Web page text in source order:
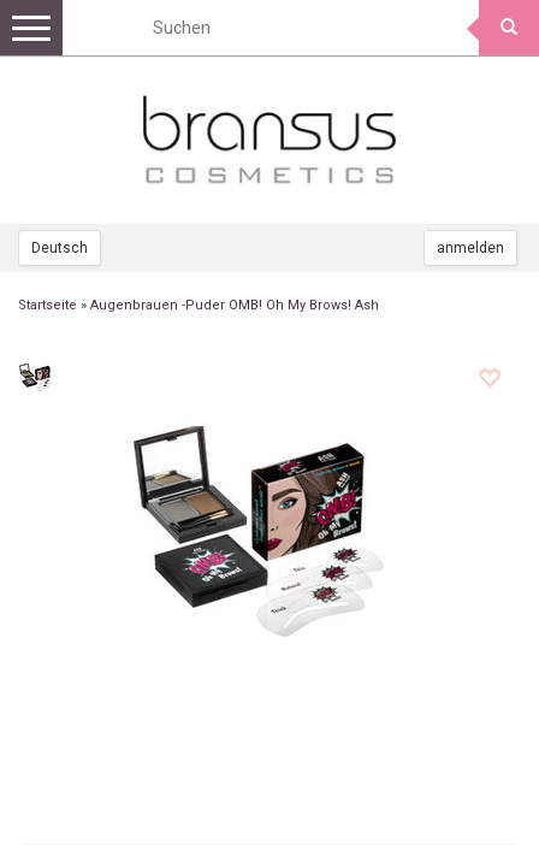
Deutsch anmelden
Toggle
navigation
Startseite » Augenbrauen -Puder OMB! Oh My Brows! Ash